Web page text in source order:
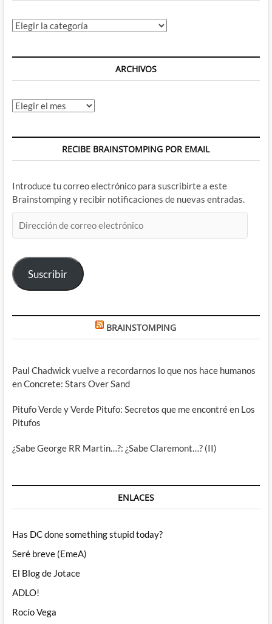
Categorías
ARCHIVOS
Archivos
RECIBE BRAINSTOMPING POR EMAIL
Introduce tu correo electrónico para suscribirte a este
Brainstomping y recibir notificaciones de nuevas entradas.
de
electrónico
Suscribir
BRAINSTOMPING
Paul Chadwick vuelve a recordarnos lo que nos hace humanos
en Concrete: Stars Over Sand
Pitufo Verde y Verde Pitufo: Secretos que me encontré en Los
Pitufos
¿Sabe George RR Martin…?: ¿Sabe Claremont…? (II)
ENLACES
Has DC done something stupid today?
Seré breve (EmeA)
El Blog de Jotace
ADLO!
Rocío Vega